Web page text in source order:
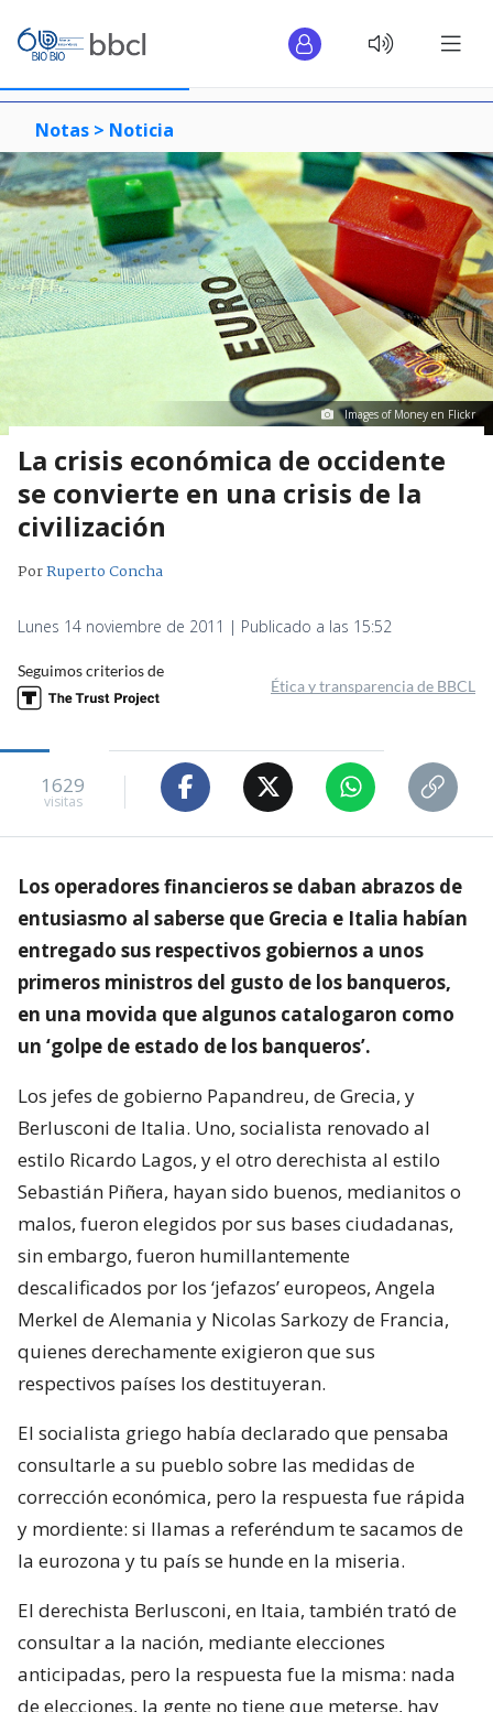
Notas > Noticia
Images of Money en Flickr
La crisis económica de occidente
se convierte en una crisis de la
civilización
PorRuperto Concha
Lunes 14 noviembre de 2011 | Publicado a las 15:52
Seguimos criterios de
Ética y transparencia de BBCL
1629
visitas
Los operadores financieros se daban abrazos de
entusiasmo al saberse que Grecia e Italia habían
entregado sus respectivos gobiernos a unos
primeros ministros del gusto de los banqueros,
en una movida que algunos catalogaron como
un ‘golpe de estado de los banqueros’.
Los jefes de gobierno Papandreu, de Grecia, y
Berlusconi de Italia. Uno, socialista renovado al
estilo Ricardo Lagos, y el otro derechista al estilo
Sebastián Piñera, hayan sido buenos, medianitos o
malos, fueron elegidos por sus bases ciudadanas,
sin embargo, fueron humillantemente
descalificados por los ‘jefazos’ europeos, Angela
Merkel de Alemania y Nicolas Sarkozy de Francia,
quienes derechamente exigieron que sus
respectivos países los destituyeran.
El socialista griego había declarado que pensaba
consultarle a su pueblo sobre las medidas de
corrección económica, pero la respuesta fue rápida
y mordiente: si llamas a referéndum te sacamos de
la eurozona y tu país se hunde en la miseria.
El derechista Berlusconi, en Itaia, también trató de
consultar a la nación, mediante elecciones
anticipadas, pero la respuesta fue la misma: nada
de elecciones, la gente no tiene que meterse, hay